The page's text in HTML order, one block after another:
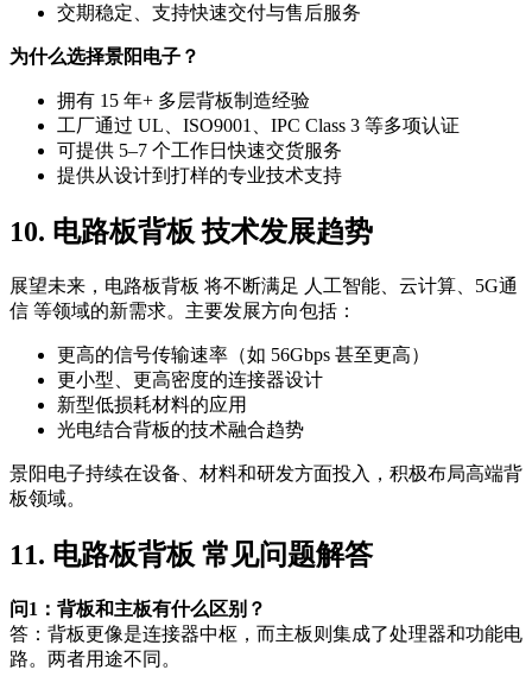
交期稳定、支持快速交付与售后服务
为什么选择景阳电子？
拥有 15 年+ 多层背板制造经验
工厂通过 UL、ISO9001、IPC Class 3 等多项认证
可提供 5–7 个工作日快速交货服务
提供从设计到打样的专业技术支持
10. 电路板背板 技术发展趋势
展望未来，电路板背板 将不断满足 人工智能、云计算、5G通
信 等领域的新需求。主要发展方向包括：
更高的信号传输速率（如 56Gbps 甚至更高）
更小型、更高密度的连接器设计
新型低损耗材料的应用
光电结合背板的技术融合趋势
景阳电子持续在设备、材料和研发方面投入，积极布局高端背
板领域。
11. 电路板背板 常见问题解答
问1：背板和主板有什么区别？
答：背板更像是连接器中枢，而主板则集成了处理器和功能电
路。两者用途不同。